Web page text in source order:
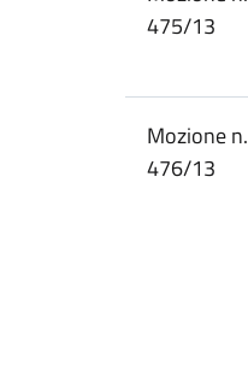
475/13
Mozione n.
476/13